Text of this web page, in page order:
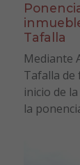
Tafalla
Mediante
Tafalla de
inicio de
la